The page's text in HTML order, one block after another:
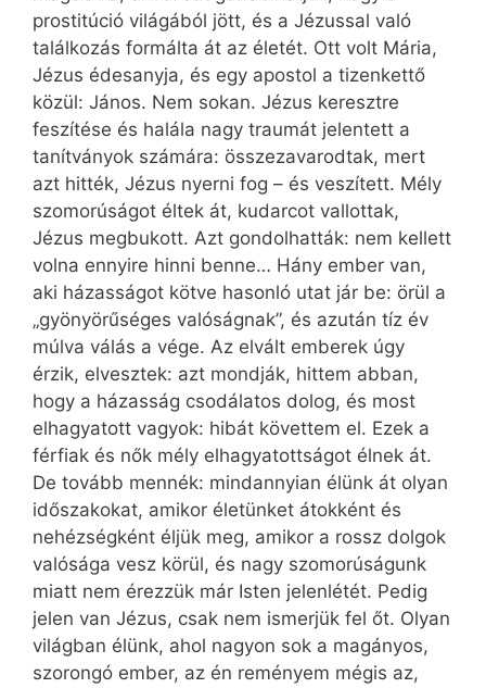
prostitúció világából jött, és a Jézussal való
találkozás formálta át az életét. Ott volt Mária,
Jézus édesanyja, és egy apostol a tizenkettő
közül: János. Nem sokan. Jézus keresztre
feszítése és halála nagy traumát jelentett a
tanítványok számára: összezavarodtak, mert
azt hitték, Jézus nyerni fog – és veszített. Mély
szomorúságot éltek át, kudarcot vallottak,
Jézus megbukott. Azt gondolhatták: nem kellett
volna ennyire hinni benne… Hány ember van,
aki házasságot kötve hasonló utat jár be: örül a
„gyönyörűséges valóságnak”, és azután tíz év
múlva válás a vége. Az elvált emberek úgy
érzik, elvesztek: azt mondják, hittem abban,
hogy a házasság csodálatos dolog, és most
elhagyatott vagyok: hibát követtem el. Ezek a
férfiak és nők mély elhagyatottságot élnek át.
De tovább mennék: mindannyian élünk át olyan
időszakokat, amikor életünket átokként és
nehézségként éljük meg, amikor a rossz dolgok
valósága vesz körül, és nagy szomorúságunk
miatt nem érezzük már Isten jelenlétét. Pedig
jelen van Jézus, csak nem ismerjük fel őt. Olyan
világban élünk, ahol nagyon sok a magányos,
szorongó ember, az én reményem mégis az,